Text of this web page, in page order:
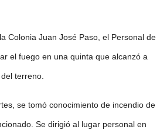
Colonia Juan José Paso, el Personal de
el fuego en una quinta que alcanzó a
terreno.
se tomó conocimiento de incendio de
Se dirigió al lugar personal en